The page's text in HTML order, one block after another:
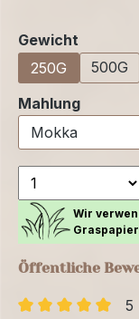
Gewicht
250G
500G
Mahlung
Wir
Öffentliche
5